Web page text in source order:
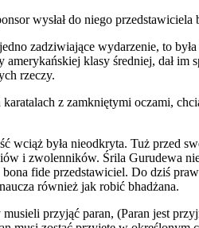
wysłał do niego
zadziwiające wydarzenie, to
amerykańskiej klasy średniej, dał
rzeczy.
z zamkniętymi oczami,
wciąż była nieodkryta. Tuż przed
i zwolenników. Śrila Gurudewa
fide przedstawiciel. Do dziś
również jak robić bhadżana.
przyjąć paran, (Paran jest